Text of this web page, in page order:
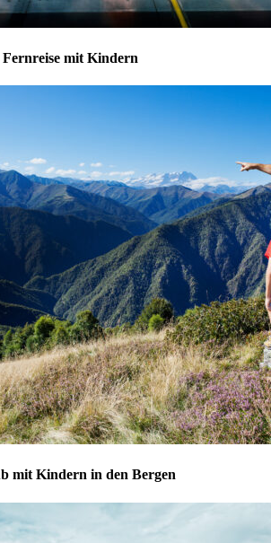
Fernreise mit Kindern
mit Kindern in den Bergen